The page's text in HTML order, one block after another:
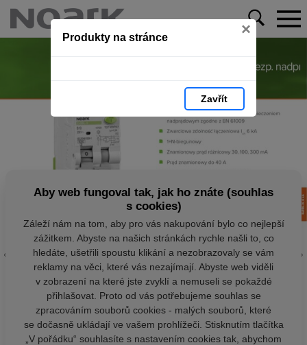
Produkty na stránce ×
Zavřít
Aby web fungoval tak, jak ho znáte (souhlas
s cookies)
Záleží nám na tom, aby pro vás nakupování bylo co nejlepší
zážitkem. Abyste na našich stránkách rychle našli to, co
hledáte, ušetřili spoustu klikání a nezobrazovaly se vám
reklamy na věci, které vás nezajímají. Abyste web viděli
v zobrazení na které jste zvyklí a nemuseli se pokaždé
přihlašovat. Proto od vás potřebujeme souhlas se
zpracováním souborů cookies - malých souborů, které
se dočasně ukládají ve vašem prohlížeči. Stisknutím tlačítka
„V pořádku“ souhlasíte s nastavením cookies tak, abychom